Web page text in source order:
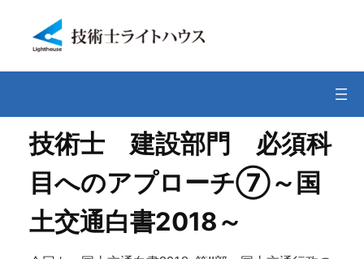
プ
技術士 建設部門 必須科
目へのアプローチ⑦～国
土交通白書2018～